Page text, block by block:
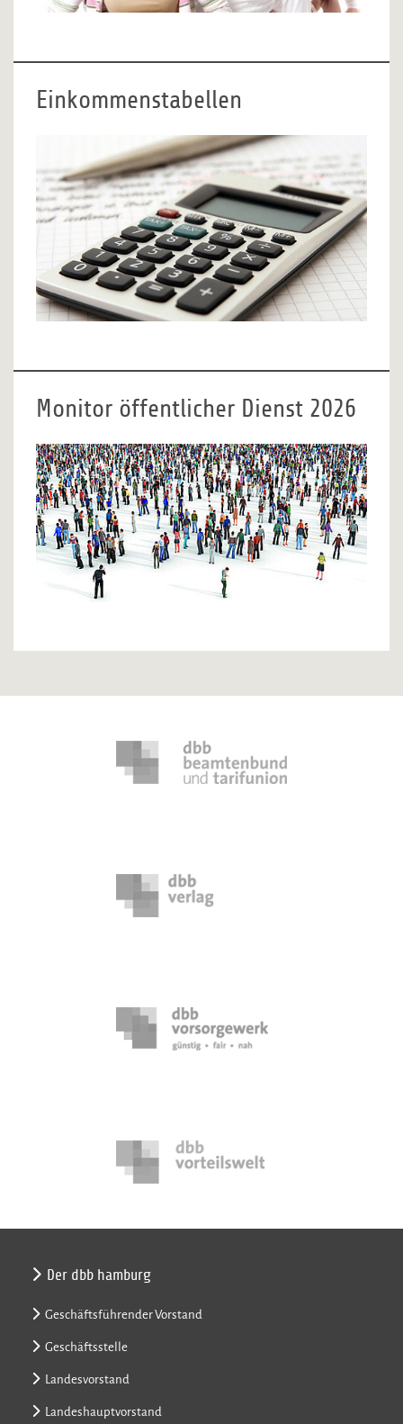
Einkommenstabellen
Monitor öffentlicher Dienst 2026
Der dbb hamburg
Geschäftsführender Vorstand
Geschäftsstelle
Landesvorstand
Landeshauptvorstand